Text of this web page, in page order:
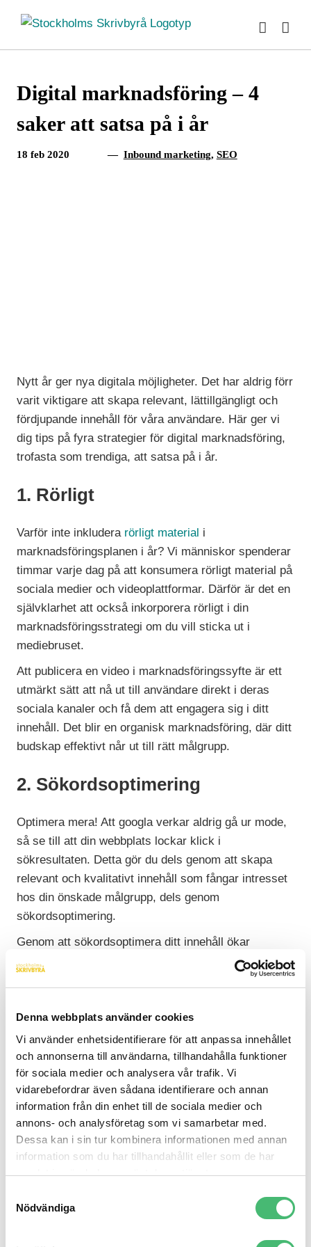
Denna webbplats använder cookies
Vi använder enhetsidentifierare för att anpassa innehållet
och annonserna till användarna, tillhandahålla funktioner
för sociala medier och analysera vår trafik. Vi
vidarebefordrar även sådana identifierare och annan
information från din enhet till de sociala medier och
annons- och analysföretag som vi samarbetar med.
Dessa kan i sin tur kombinera informationen med annan
information som du har tillhandahållit eller som de har
samlat in när du har använt deras tjänster.
Nödvändiga
innehållet
Digital marknadsföring – 4
saker att satsa på i år
18 feb 2020 — Inbound marketing, SEO
Nytt år ger nya digitala möjligheter. Det har aldrig förr
varit viktigare att skapa relevant, lättillgängligt och
fördjupande innehåll för våra användare. Här ger vi
dig tips på fyra strategier för digital marknadsföring,
trofasta som trendiga, att satsa på i år.
1. Rörligt
Varför inte inkludera rörligt material i
marknadsföringsplanen i år? Vi människor spenderar
timmar varje dag på att konsumera rörligt material på
sociala medier och videoplattformar. Därför är det en
självklarhet att också inkorporera rörligt i din
marknadsföringsstrategi om du vill sticka ut i
mediebruset.
Att publicera en video i marknadsföringssyfte är ett
utmärkt sätt att nå ut till användare direkt i deras
sociala kanaler och få dem att engagera sig i ditt
innehåll. Det blir en organisk marknadsföring, där ditt
budskap effektivt når ut till rätt målgrupp.
2. Sökordsoptimering
Optimera mera! Att googla verkar aldrig gå ur mode,
så se till att din webbplats lockar klick i
sökresultaten. Detta gör du dels genom att skapa
relevant och kvalitativt innehåll som fångar intresset
hos din önskade målgrupp, dels genom
sökordsoptimering.
Genom att sökordsoptimera ditt innehåll ökar
chanserna att hamna högt upp hos Google och få
målgruppen att hitta dig. SEO (Search Engine
hos Google. Genom att rankas högre i sökmotorns
listor ökar synligheten bland besökare och ni får mer
trafik till webbplatsen. Är du intresserad av vad SEO
kan göra för ditt varumärkesinnehåll? Läs mer
3. Inbound Marketing
Hur gör man då för att nå ut till en speciell målgrupp
att fånga konsumenternas öga, och det är här